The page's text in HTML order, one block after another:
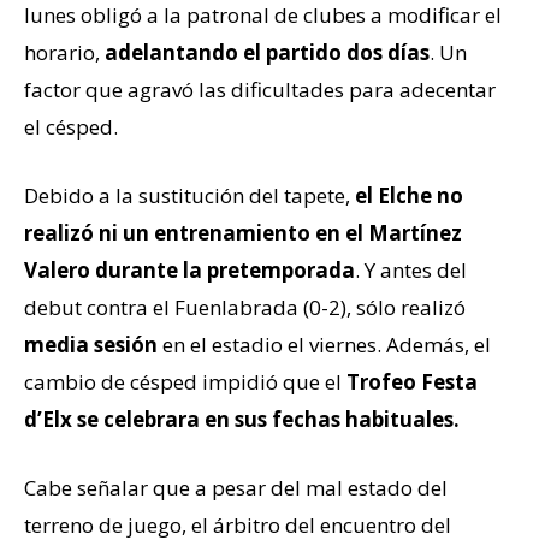
lunes obligó a la patronal de clubes a modificar el
horario, adelantando el partido dos días. Un
factor que agravó las dificultades para adecentar
el césped.
Debido a la sustitución del tapete, el Elche no
realizó ni un entrenamiento en el Martínez
Valero durante la pretemporada. Y antes del
debut contra el Fuenlabrada (0-2), sólo realizó
media sesión en el estadio el viernes. Además, el
cambio de césped impidió que el Trofeo Festa
d’Elx se celebrara en sus fechas habituales.
Cabe señalar que a pesar del mal estado del
terreno de juego, el árbitro del encuentro del